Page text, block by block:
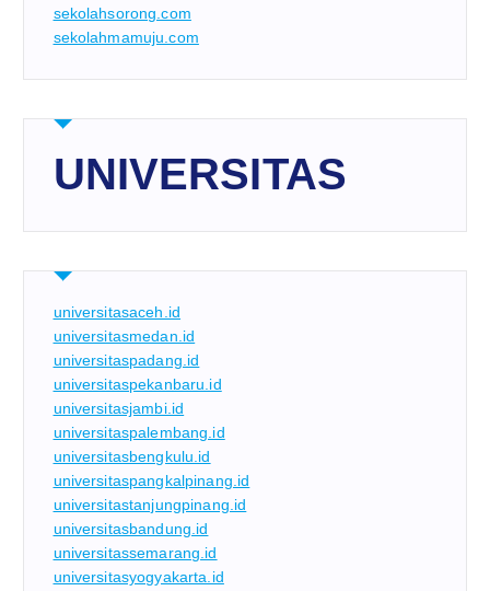
sekolahsorong.com
sekolahmamuju.com
UNIVERSITAS
universitasaceh.id
universitasmedan.id
universitaspadang.id
universitaspekanbaru.id
universitasjambi.id
universitaspalembang.id
universitasbengkulu.id
universitaspangkalpinang.id
universitastanjungpinang.id
universitasbandung.id
universitassemarang.id
universitasyogyakarta.id